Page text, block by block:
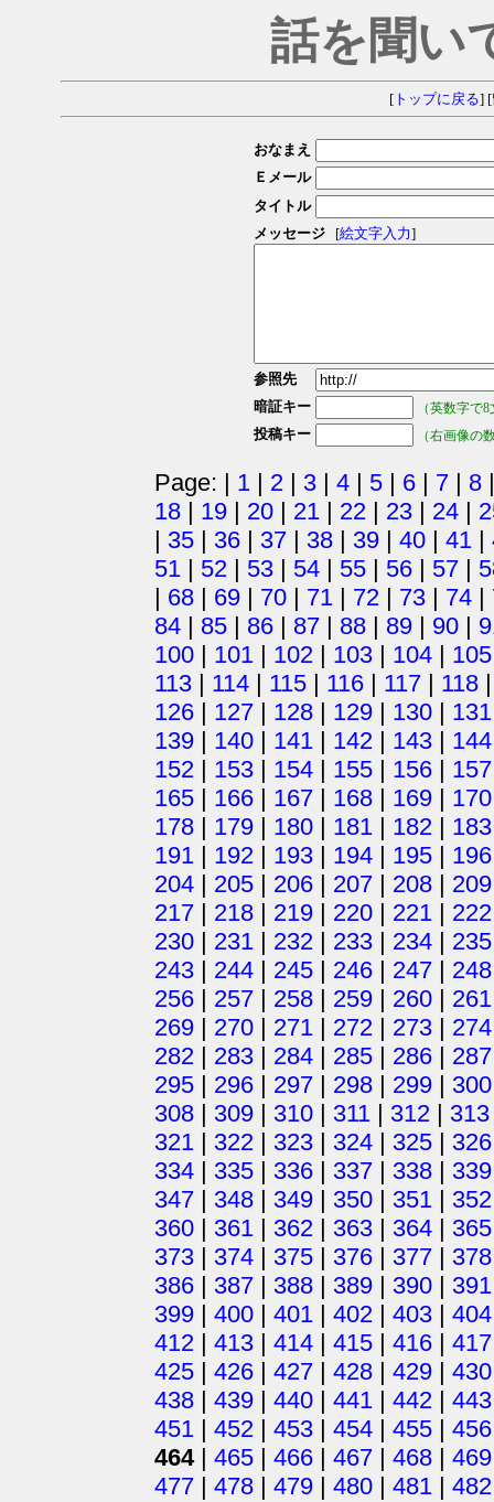
話を聞い
[トップに戻る] [
おなまえ
Ｅメール
タイトル
メッセージ
[絵文字入力]
参照先
暗証キー
（英数字で
投稿キー （右画像の
Page: | 1 | 2 | 3 | 4 | 5 | 6 | 7 | 8
18 | 19 | 20 | 21 | 22 | 23 | 24 |
| 35 | 36 | 37 | 38 | 39 | 40 | 41 |
51 | 52 | 53 | 54 | 55 | 56 | 57 |
| 68 | 69 | 70 | 71 | 72 | 73 | 74 |
84 | 85 | 86 | 87 | 88 | 89 | 90 |
100 | 101 | 102 | 103 | 104 | 105
113 | 114 | 115 | 116 | 117 | 118
126 | 127 | 128 | 129 | 130 | 131
139 | 140 | 141 | 142 | 143 | 144
152 | 153 | 154 | 155 | 156 | 157
165 | 166 | 167 | 168 | 169 | 170
178 | 179 | 180 | 181 | 182 | 183
191 | 192 | 193 | 194 | 195 | 196
204 | 205 | 206 | 207 | 208 | 209
217 | 218 | 219 | 220 | 221 | 222
230 | 231 | 232 | 233 | 234 | 235
243 | 244 | 245 | 246 | 247 | 248
256 | 257 | 258 | 259 | 260 | 261
269 | 270 | 271 | 272 | 273 | 274
282 | 283 | 284 | 285 | 286 | 287
295 | 296 | 297 | 298 | 299 | 300
308 | 309 | 310 | 311 | 312 | 313
321 | 322 | 323 | 324 | 325 | 326
334 | 335 | 336 | 337 | 338 | 339
347 | 348 | 349 | 350 | 351 | 352
360 | 361 | 362 | 363 | 364 | 365
373 | 374 | 375 | 376 | 377 | 378
386 | 387 | 388 | 389 | 390 | 391
399 | 400 | 401 | 402 | 403 | 404
412 | 413 | 414 | 415 | 416 | 417
425 | 426 | 427 | 428 | 429 | 430
438 | 439 | 440 | 441 | 442 | 443
451 | 452 | 453 | 454 | 455 | 456
464| 465 | 466 | 467 | 468 | 469
477 | 478 | 479 | 480 | 481 | 482